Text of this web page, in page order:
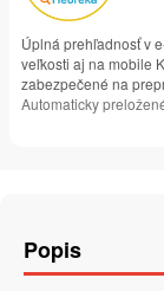
Úplná prehľadnosť v
veľkosti aj na mobile
zabezpečené na
Automaticky
Popis